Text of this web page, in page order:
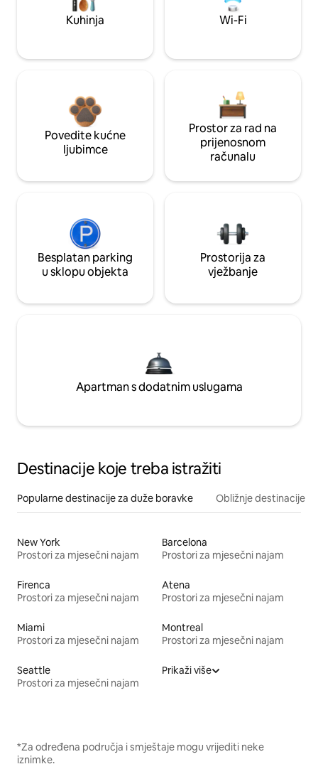
Kuhinja Wi-Fi
Povedite kućne
ljubimce
Prostor za rad na
prijenosnom
računalu
Besplatan parking
u sklopu objekta
Prostorija za
vježbanje
Apartman s dodatnim uslugama
Destinacije koje treba istražiti
Popularne destinacije za duže boravke Obližnje destinacije
New York
Prostori za mjesečni najam
Barcelona
Prostori za mjesečni najam
Firenca
Prostori za mjesečni najam
Atena
Prostori za mjesečni najam
Miami
Prostori za mjesečni najam
Montreal
Prostori za mjesečni najam
Seattle
Prostori za mjesečni najam
Prikaži više
*Za određena područja i smještaje mogu vrijediti neke
iznimke.